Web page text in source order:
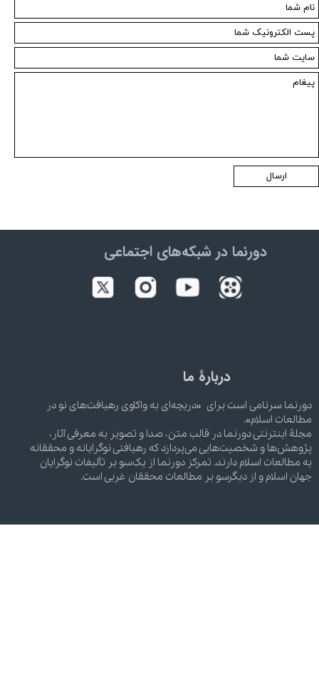
ارسال
دورنما در شبکه‌های اجتماعی
دربارۀ ما
دورنما سرنامی است برای «دریچه‌ای به واکاوی رهیافت‌های نو در
مطالعات اسلام».
مجلۀ اینترنتی دورنما در قالب متن، صدا و تصویر به معرفی آثار،
پژوهش‌ها و شخصیت‌هایی می‌پردازد که رهیافتی نوگرایانه و محققانه
به مطالعات اسلام دارند. تمرکز دورنما از یک‌سو بر تألیفات نوگرایان
جهان اسلام و از دیگرسو بر مطالعات محققان غربی است.